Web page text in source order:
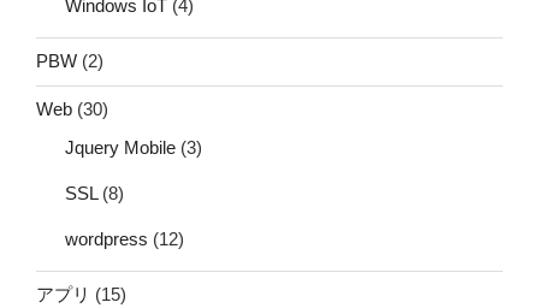
Windows IoT (4)
PBW (2)
Web (30)
Jquery Mobile (3)
SSL(8)
wordpress (12)
アプリ (15)